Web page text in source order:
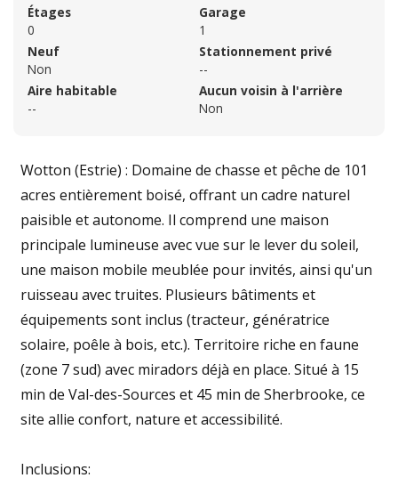
Étages
0
Neuf
Non
Aire habitable
--
Garage
1
Stationnement privé
--
Aucun voisin à l'arrière
Non
Wotton (Estrie) : Domaine de chasse et pêche de 101
acres entièrement boisé, offrant un cadre naturel
paisible et autonome. Il comprend une maison
principale lumineuse avec vue sur le lever du soleil,
une maison mobile meublée pour invités, ainsi qu'un
ruisseau avec truites. Plusieurs bâtiments et
équipements sont inclus (tracteur, génératrice
solaire, poêle à bois, etc.). Territoire riche en faune
(zone 7 sud) avec miradors déjà en place. Situé à 15
min de Val-des-Sources et 45 min de Sherbrooke, ce
site allie confort, nature et accessibilité.
Inclusions: